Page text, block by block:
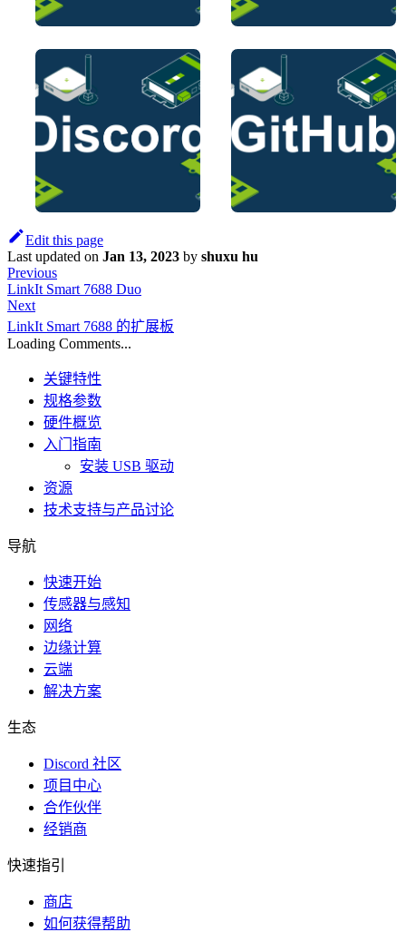
Edit this page
Last updated on Jan 13, 2023 by shuxu hu
Previous
LinkIt Smart 7688 Duo
Next
LinkIt Smart 7688 的扩展板
Loading Comments...
关键特性
规格参数
硬件概览
入门指南
安装 USB 驱动
资源
技术支持与产品讨论
导航
快速开始
传感器与感知
网络
边缘计算
云端
解决方案
生态
Discord 社区
项目中心
合作伙伴
经销商
快速指引
商店
如何获得帮助